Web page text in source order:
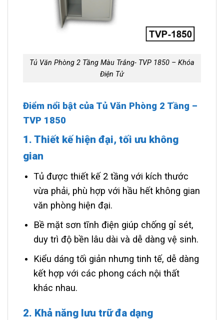
Tủ Văn Phòng 2 Tầng Màu Trắng- TVP 1850 – Khóa
Điện Tử
Điểm nổi bật của Tủ Văn Phòng 2 Tầng –
TVP 1850
1. Thiết kế hiện đại, tối ưu không
gian
Tủ được thiết kế 2 tầng với kích thước
vừa phải, phù hợp với hầu hết không gian
văn phòng hiện đại.
Bề mặt sơn tĩnh điện giúp chống gỉ sét,
duy trì độ bền lâu dài và dễ dàng vệ sinh.
Kiểu dáng tối giản nhưng tinh tế, dễ dàng
kết hợp với các phong cách nội thất
khác nhau.
2. Khả năng lưu trữ đa dạng